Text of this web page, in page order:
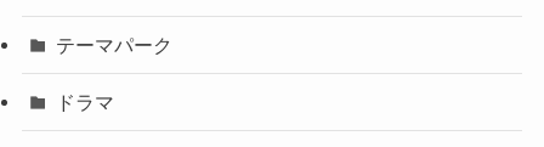
テーマパーク
ドラマ